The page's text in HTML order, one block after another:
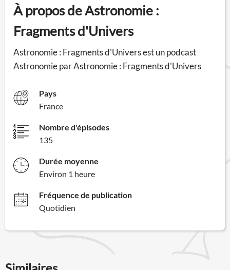
À propos de Astronomie :
Fragments d'Univers
Astronomie : Fragments d'Univers est un podcast
Astronomie par Astronomie : Fragments d'Univers
Pays
France
Nombre d'épisodes
135
Durée moyenne
Environ 1 heure
Fréquence de publication
Quotidien